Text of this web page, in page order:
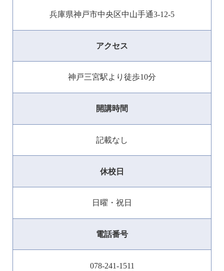
兵庫県神戸市中央区中山手通3-12-5
アクセス
神戸三宮駅より徒歩10分
開講時間
記載なし
休校日
日曜・祝日
電話番号
078-241-1511